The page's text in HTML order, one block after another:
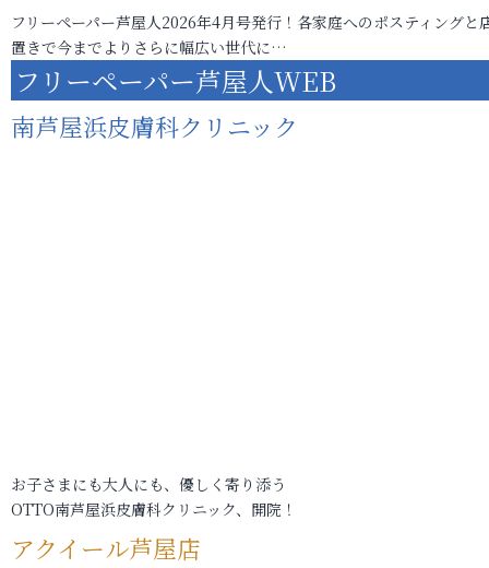
フリーペーパー芦屋人2026年4月号発行！各家庭へのポスティングと
置きで今までよりさらに幅広い世代に…
フリーペーパー芦屋人WEB
南芦屋浜皮膚科クリニック
お子さまにも大人にも、優しく寄り添う
OTTO南芦屋浜皮膚科クリニック、開院！
アクイール芦屋店